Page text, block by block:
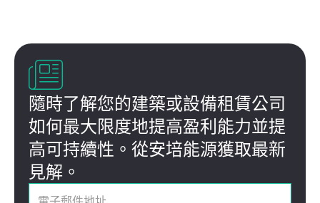

隨時了解您的建築或設備租賃公司
如何最大限度地提高盈利能力並提
高可持續性。從安培能源獲取最新
見解。